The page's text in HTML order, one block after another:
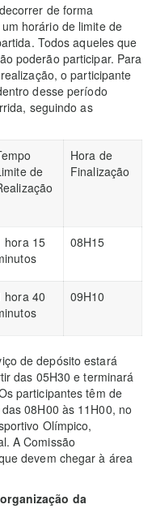
de forma
horário de limite de
Todos aqueles que
poderão participar. Para
o participante
desse período
seguindo as
de
Hora de
Finalização
hora 15
08H15
hora 40
09H10
de depósito estará
das 05H30 e terminará
participantes têm de
08H00 às 11H00, no
Olímpico,
A Comissão
devem chegar à área
da